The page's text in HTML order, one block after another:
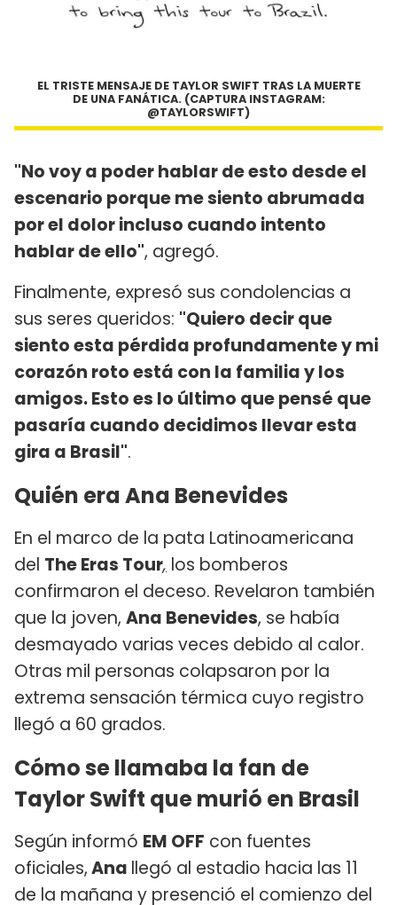
EL TRISTE MENSAJE DE TAYLOR SWIFT TRAS LA MUERTE
DE UNA FANÁTICA. (CAPTURA INSTAGRAM:
@TAYLORSWIFT)
"No voy a poder hablar de esto desde el
escenario porque me siento abrumada
por el dolor incluso cuando intento
hablar de ello", agregó.
Finalmente, expresó sus condolencias a
sus seres queridos: "Quiero decir que
siento esta pérdida profundamente y mi
corazón roto está con la familia y los
amigos. Esto es lo último que pensé que
pasaría cuando decidimos llevar esta
gira a Brasil".
Quién era Ana Benevides
En el marco de la pata Latinoamericana
del The Eras Tour, los bomberos
confirmaron el deceso. Revelaron también
que la joven, Ana Benevides, se había
desmayado varias veces debido al calor.
Otras mil personas colapsaron por la
extrema sensación térmica cuyo registro
llegó a 60 grados.
Cómo se llamaba la fan de
Taylor Swift que murió en Brasil
Según informó EM OFF con fuentes
oficiales,Ana llegó al estadio hacia las 11
de la mañana y presenció el comienzo del